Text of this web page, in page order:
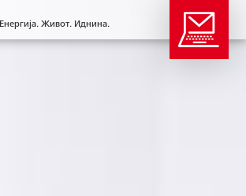
Енергија. Живот. Иднина.